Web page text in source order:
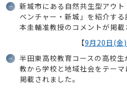
新城市にある自然共生型アウ
ベンチャー・新城」を紹介す
本圭輔准教授のコメントが掲載
【9月20日(金
半田東高校教育コースの高校
教から学校と地域社会をテー
掲載されました。